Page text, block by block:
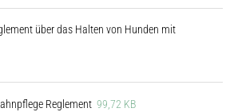
über das Halten von Hunden mit
Reglement 99,72 KB